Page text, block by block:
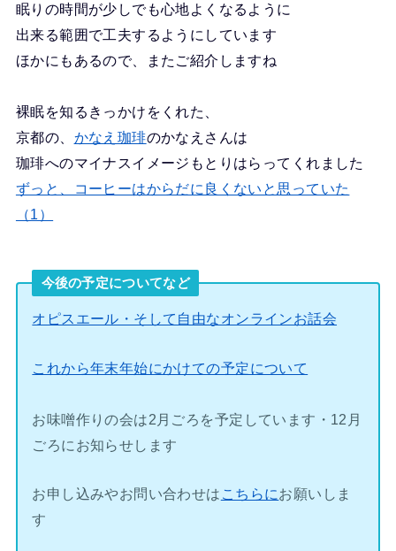
眠りの時間が少しでも心地よくなるように
出来る範囲で工夫するようにしています
ほかにもあるので、またご紹介しますね
裸眠を知るきっかけをくれた、
京都の、 かなえ珈琲のかなえさんは
珈琲へのマイナスイメージもとりはらってくれました
ずっと、コーヒーはからだに良くないと思っていた
（1）
今後の予定についてなど
オピスエール・そして自由なオンラインお話会
これから年末年始にかけての予定について
お味噌作りの会は2月ごろを予定しています・12月
ごろにお知らせします
お申し込みやお問い合わせは こちらにお願いしま
す